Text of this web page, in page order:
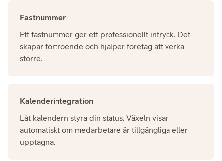
Fastnummer
Ett fastnummer ger ett professionellt intryck. Det
skapar förtroende och hjälper företag att verka
större.
Kalenderintegration
Låt kalendern styra din status. Växeln visar
automatiskt om medarbetare är tillgängliga eller
upptagna.